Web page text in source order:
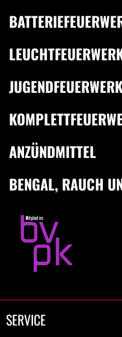
JUGENDFEUERWERK
ANZÜNDMITTEL
BENGAL, RAUCH
SERVICE